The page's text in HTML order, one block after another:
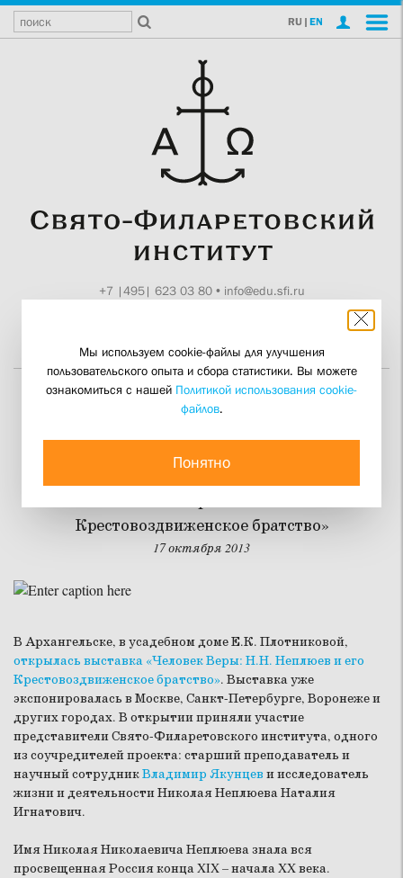
RU | EN
+7 |495| 623 03 80• info@edu.sfi.ru
Аристократ духа
выставка «Человек Веры: Н.Н. Неплюев и его
Крестовоздвиженское братство»
17 октября 2013
В Архангельске, в усадебном доме Е.К. Плотниковой,
открылась выставка «Человек Веры: Н.Н. Неплюев и его
Крестовоздвиженское братство». Выставка уже
экспонировалась в Москве, Санкт-Петербурге, Воронеже и
других городах. В открытии приняли участие
представители Свято-Филаретовского института, одного
из соучредителей проекта: старший преподаватель и
научный сотрудникВладимир Якунцев и исследователь
жизни и деятельности Николая Неплюева Наталия
Игнатович.
Имя Николая Николаевича Неплюева знала вся
просвещенная Россия конца XIX – начала XX века.
Мы используем cookie-файлы для улучшения
пользовательского опыта и сбора статистики. Вы можете
ознакомиться с нашей Политикой использования cookie-
файлов.
Понятно